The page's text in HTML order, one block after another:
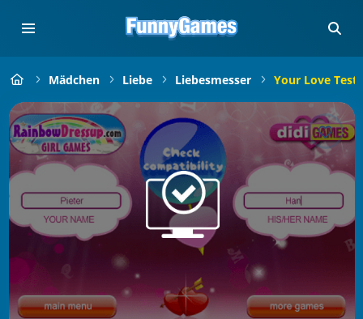
Mädchen Liebe Liebesmesser Your Love Test